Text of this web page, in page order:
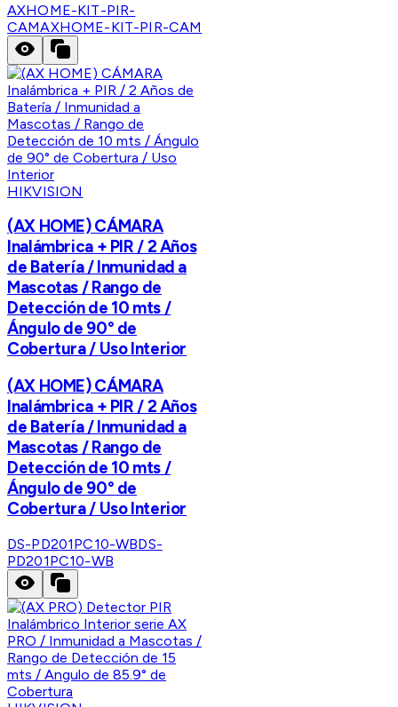
AXHOME-KIT-PIR-
CAMAXHOME-KIT-PIR-CAM
HIKVISION
(AX HOME) CÁMARA
Inalámbrica + PIR / 2 Años
de Batería / Inmunidad a
Mascotas / Rango de
Detección de 10 mts /
Ángulo de 90° de
Cobertura / Uso Interior
(AX HOME) CÁMARA
Inalámbrica + PIR / 2 Años
de Batería / Inmunidad a
Mascotas / Rango de
Detección de 10 mts /
Ángulo de 90° de
Cobertura / Uso Interior
DS-PD201PC10-WBDS-
PD201PC10-WB